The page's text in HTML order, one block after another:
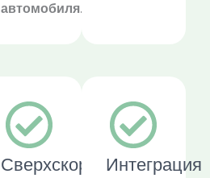
автомобиля.
СверхскоростнойИнтеграция